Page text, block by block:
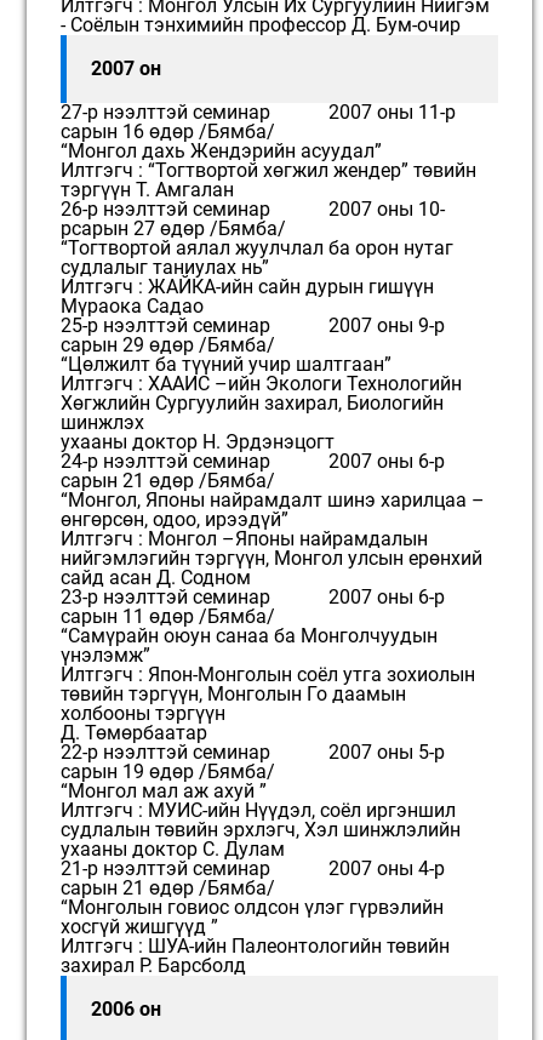
Илтгэгч : Монгол Улсын Их Сургуулийн Нийгэм
- Соёлын тэнхимийн профессор Д. Бум-очир
2007 он
27-р нээлттэй семинар 2007 оны 11-р
сарын 16 өдөр /Бямба/
“Монгол дахь Жендэрийн асуудал”
Илтгэгч : “Тогтвортой хөгжил жендер” төвийн
тэргүүн Т. Амгалан
26-р нээлттэй семинар 2007 оны 10-
рсарын 27 өдөр /Бямба/
“Тогтвортой аялал жуулчлал ба орон нутаг
судлалыг таниулах нь”
Илтгэгч : ЖАЙКА-ийн сайн дурын гишүүн
Мүраока Садао
25-р нээлттэй семинар 2007 оны 9-р
сарын 29 өдөр /Бямба/
“Цөлжилт ба түүний учир шалтгаан”
Илтгэгч : ХААИС –ийн Экологи Технологийн
Хөгжлийн Сургуулийн захирал, Биологийн
шинжлэх
ухааны доктор Н. Эрдэнэцогт
24-р нээлттэй семинар 2007 оны 6-р
сарын 21 өдөр /Бямба/
“Монгол, Японы найрамдалт шинэ харилцаа –
өнгөрсөн, одоо, ирээдүй”
Илтгэгч : Монгол –Японы найрамдалын
нийгэмлэгийн тэргүүн, Монгол улсын ерөнхий
сайд асан Д. Содном
23-р нээлттэй семинар 2007 оны 6-р
сарын 11 өдөр /Бямба/
“Самүрайн оюун санаа ба Монголчуудын
үнэлэмж”
Илтгэгч : Япон-Монголын соёл утга зохиолын
төвийн тэргүүн, Монголын Го даамын
холбооны тэргүүн
Д. Төмөрбаатар
22-р нээлттэй семинар 2007 оны 5-р
сарын 19 өдөр /Бямба/
“Монгол мал аж ахуй ”
Илтгэгч : МУИС-ийн Нүүдэл, соёл иргэншил
судлалын төвийн эрхлэгч, Хэл шинжлэлийн
ухааны доктор С. Дулам
21-р нээлттэй семинар 2007 оны 4-р
сарын 21 өдөр /Бямба/
“Монголын говиос олдсон үлэг гүрвэлийн
хосгүй жишгүүд ”
Илтгэгч : ШУА-ийн Палеонтологийн төвийн
захирал Р. Барсболд
2006 он